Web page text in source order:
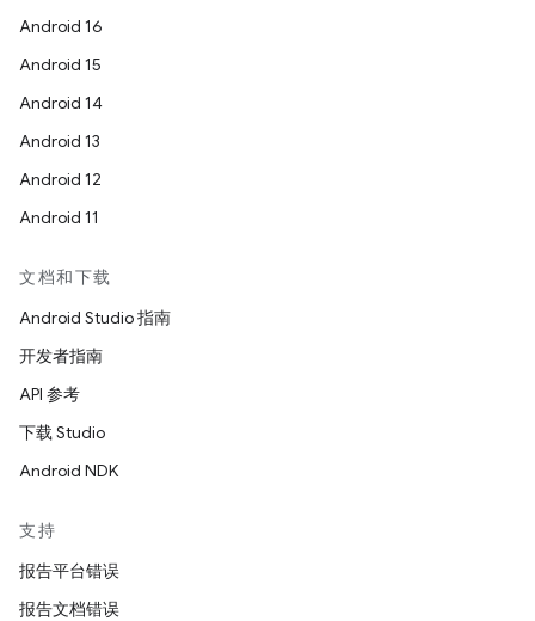
Android 16
Android 15
Android 14
Android 13
Android 12
Android 11
文档和下载
Android Studio 指南
开发者指南
API 参考
下载 Studio
Android NDK
支持
报告平台错误
报告文档错误